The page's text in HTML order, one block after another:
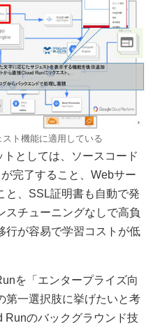
ト機能に適用している
としては、ソースコード
完了すること、Webサー
と、SSL証明書も自動で発
スチューニングなしで高負
行が容易で学習コストが低
を「エンタープライズ向
第一選択肢に挙げたいと考
Runのバックグラウンド技